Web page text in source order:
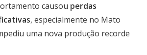
causou perdas
, especialmente no Mato
uma nova produção recorde